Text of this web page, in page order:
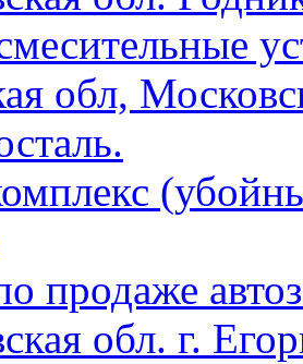
обл,
продаже
обл. г.